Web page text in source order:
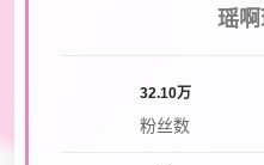
瑶
32.10万
粉丝数